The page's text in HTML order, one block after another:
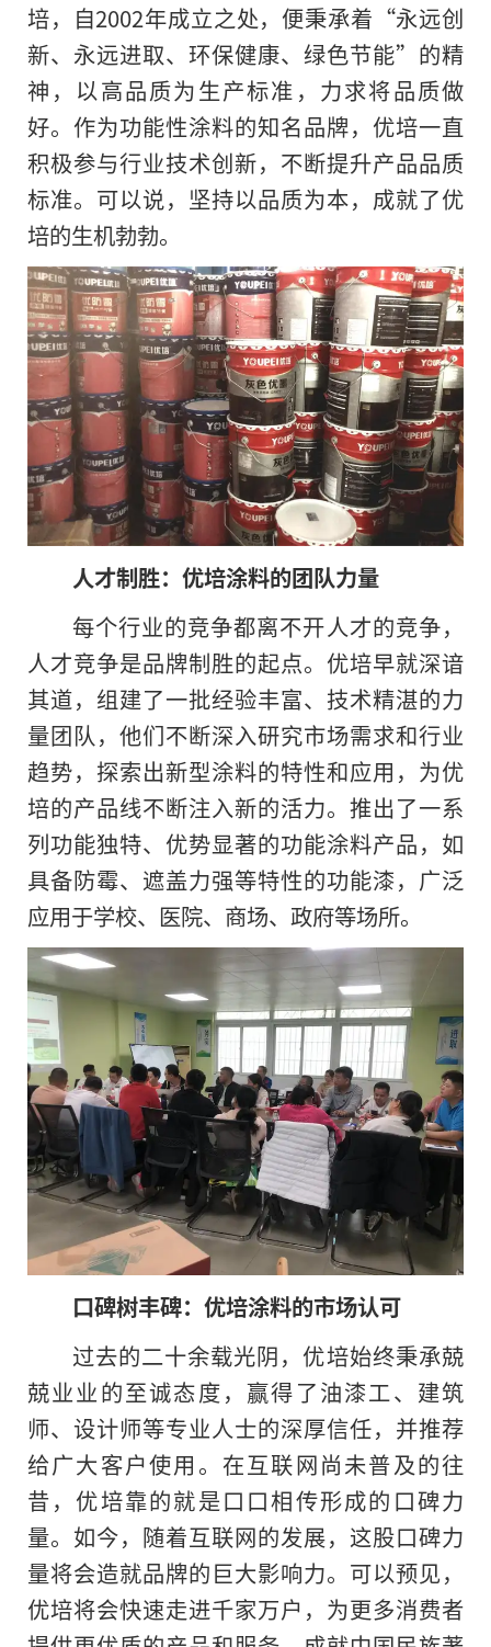
培，自2002年成立之处，便秉承着“永远创
新、永远进取、环保健康、绿色节能”的精
神，以高品质为生产标准，力求将品质做
好。作为功能性涂料的知名品牌，优培一直
积极参与行业技术创新，不断提升产品品质
标准。可以说，坚持以品质为本，成就了优
培的生机勃勃。
人才制胜：优培涂料的团队力量
每个行业的竞争都离不开人才的竞争，
人才竞争是品牌制胜的起点。优培早就深谙
其道，组建了一批经验丰富、技术精湛的力
量团队，他们不断深入研究市场需求和行业
趋势，探索出新型涂料的特性和应用，为优
培的产品线不断注入新的活力。推出了一系
列功能独特、优势显著的功能涂料产品，如
具备防霉、遮盖力强等特性的功能漆，广泛
应用于学校、医院、商场、政府等场所。
口碑树丰碑：优培涂料的市场认可
过去的二十余载光阴，优培始终秉承兢
兢业业的至诚态度，赢得了油漆工、建筑
师、设计师等专业人士的深厚信任，并推荐
给广大客户使用。在互联网尚未普及的往
昔，优培靠的就是口口相传形成的口碑力
量。如今，随着互联网的发展，这股口碑力
量将会造就品牌的巨大影响力。可以预见，
优培将会快速走进千家万户，为更多消费者